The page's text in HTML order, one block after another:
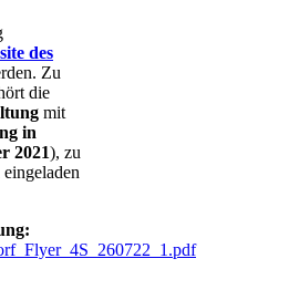
des
Zu
die
mit
in
2021), zu